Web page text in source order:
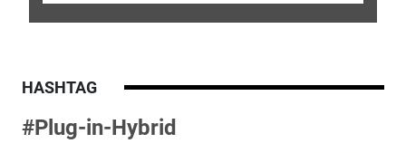
HASHTAG
#Plug-in-Hybrid